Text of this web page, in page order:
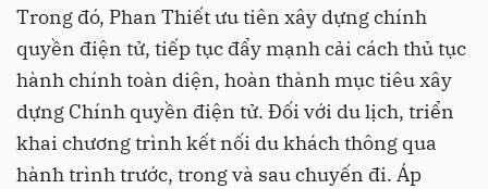
Trong đó, Phan Thiết ưu tiên xây dựng chính
quyền điện tử, tiếp tục đẩy mạnh cải cách thủ tục
hành chính toàn diện, hoàn thành mục tiêu xây
dựng Chính quyền điện tử. Đối với du lịch, triển
khai chương trình kết nối du khách thông qua
hành trình trước, trong và sau chuyến đi. Áp